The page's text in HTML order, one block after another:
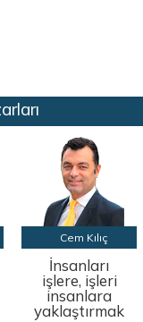
Cem Kılıç
İnsanları
işlere, işleri
insanlara
yaklaştırmak